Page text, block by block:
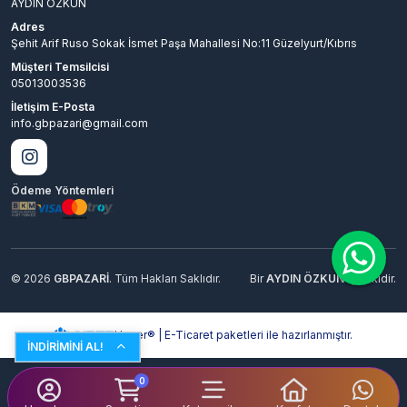
girilirse ne olur?
Sistemimiz otomatik olduğu için ID veya Server kodunu
Brezilya'daki alakasız bir oyuncuya hediye gider. O
yüzden ödeme yapmadan önce sayıları mutlaka iki kere
İNDİRİMİNİ AL!
0
AYDIN ÖZKUN
Adres
Şehit Arif Ruso Sokak İsmet Paşa Mahallesi No:11 Güzelyurt/Kıbrıs
Müşteri Temsilcisi
05013003536
İletişim E-Posta
info.gbpazari@gmail.com
Ödeme Yöntemleri
© 2026 GBPAZARİ. Tüm Hakları Saklıdır. BirAYDIN ÖZKUNİştirakidir.
Hyper® | E-Ticaret paketleri ile hazırlanmıştır.